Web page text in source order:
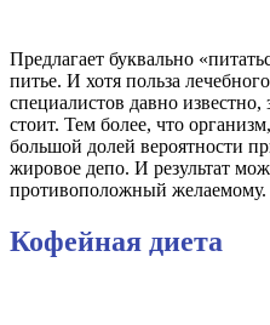
Предлагает буквально
питье. И хотя польза
специалистов давно
стоит. Тем более, что
большой долей вероятности
жировое депо. И результат
противоположный желаемому.
Кофейная диета